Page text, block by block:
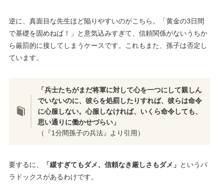
逆に、真面目な先生ほど陥りやすいのがこちら。「黄金の3日間
で基礎を固めねば！」と意気込みすぎて、信頼関係がないうちか
ら厳罰的に接してしまうケースです。これもまた、孫子は否定し
ています。
「兵士たちがまだ将軍に対して心を一つにして親しん
でいないのに、彼らを処罰したりすれば、彼らは命令
に心服しない。心服しなければ、いくら命令しても、
思い通りに働かせづらい」
（『1分間孫子の兵法』より引用）
要するに、 「緩すぎてもダメ、信頼なき厳しさもダメ」 というパ
ラドックスがあるわけです。